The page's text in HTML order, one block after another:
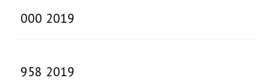
000 2019
958 2019